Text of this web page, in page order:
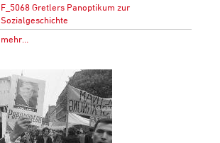
F_5068 Gretlers Panoptikum zur
Sozialgeschichte
mehr…